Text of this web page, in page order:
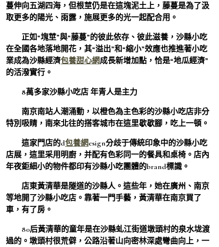
蔓伸向五湖四海，但根莖仍是在這塊泥土上，藤蔓是為了汲
取更多的陽光、雨露，施展更多的光一起配合用。
正如“塊莖”與“藤蔓”的彼此依存、彼此滋養，沙縣小吃
在全國各地落地開花，其“溢出”和“縮小”效應也推進著小吃
業成為沙縣經濟包養甜心網成長新增加點，恰是“地瓜經濟”
的活潑實行。
8萬多家沙縣小吃店 年青人是主力
南京南站人潮涌動，以橙色為主色彩的沙縣小吃店非分
特別吸睛，南來北往的搭客城市在這里歇歇腳，吃上一頓。
這家門店的d包養網esign分歧于傳統印象中的沙縣小吃
店展，這里采用明廚，并配有色彩同一的餐具和桌椅。店內
年夜鉅細小的物件都印有沙縣小吃團體的brand標識。
店東黃清華是隧道的沙縣人。這些年，她在廣州、南京
等地開了沙縣小吃店。靠著一門手藝，黃清華在南京買了
車，有了房。
80后黃清華的童年是在沙縣虬江街道墩頭村的泉水垅渡
過的。墩頭村很荒僻，公路沿著山向密林深處彎曲向上，一